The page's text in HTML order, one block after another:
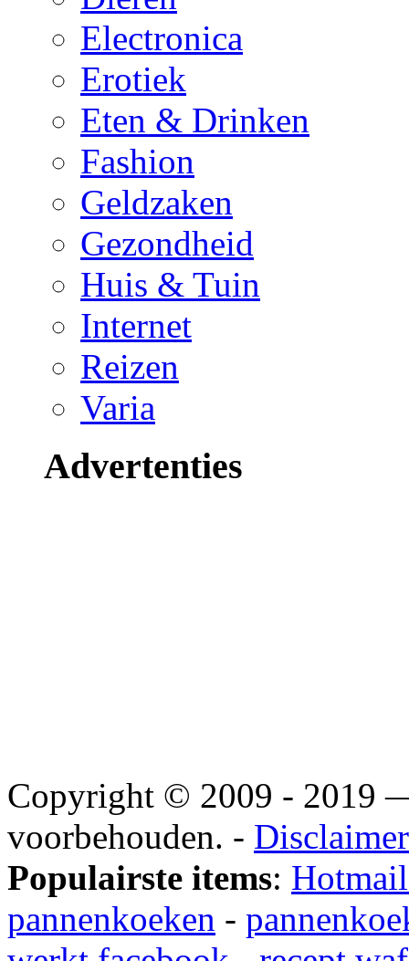
Electronica
Erotiek
Eten & Drinken
Fashion
Geldzaken
Gezondheid
Huis & Tuin
Internet
Reizen
Varia
Advertenties
Copyright © 2009 - 2019
voorbehouden. - Disclaimer
Populairste items:
pannenkoeken -